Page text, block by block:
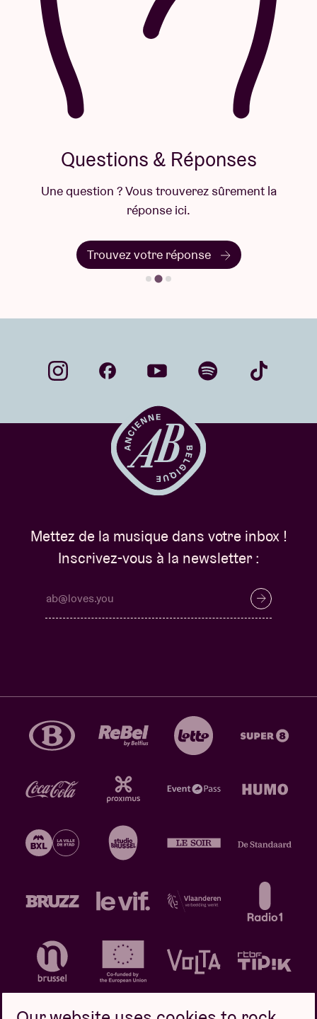
Questions & Réponses
Une question ? Vous trouverez sûrement la
réponse ici.
Trouvez votre réponse
Mettez de la musique dans votre inbox !
Inscrivez-vous à la newsletter :